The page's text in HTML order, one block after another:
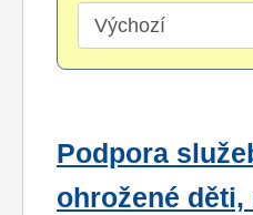
Podpora
ohrožené